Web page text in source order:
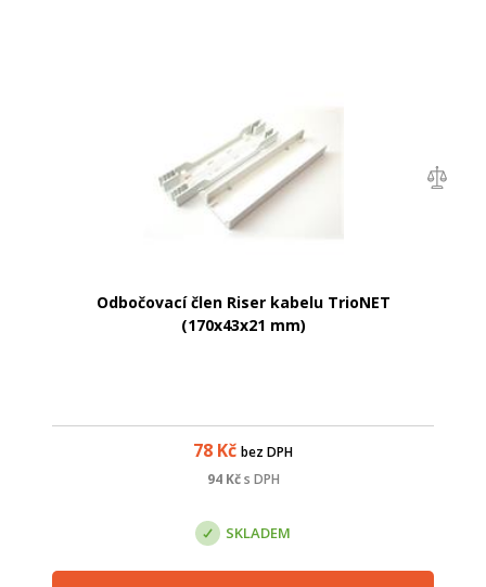
Odbočovací člen Riser kabelu TrioNET
(170x43x21 mm)
78 Kč bez DPH
94Kč s DPH
SKLADEM